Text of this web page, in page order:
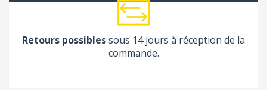
Retours possiblessous 14 jours à réception de la
commande.